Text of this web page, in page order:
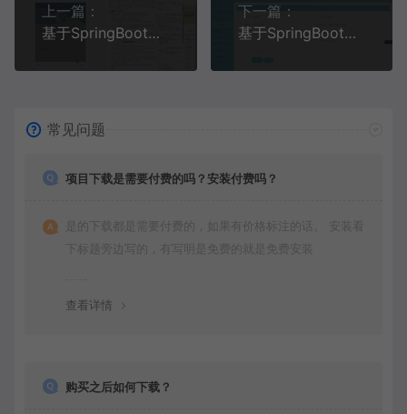
上一篇：
基于SpringBoot+MySQL+Vue.js+Uniapp的核酸检测查询小程序
下一篇：
基于SpringBoot+MySQL+Vue.js的艺体培训机构业务管理系统(附论文)
常见问题
项目下载是需要付费的吗？安装付费吗？
是的下载都是需要付费的，如果有价格标注的话。 安装看
下标题旁边写的，有写明是免费的就是免费安装
查看详情
购买之后如何下载？